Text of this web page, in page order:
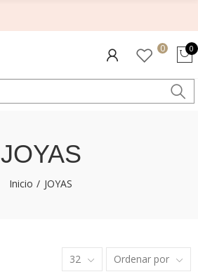
0 0
JOYAS
Inicio JOYAS
32 Ordenar por